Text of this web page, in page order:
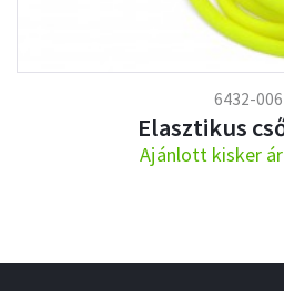
6432-006
Elasztikus
Ajánlott kisker